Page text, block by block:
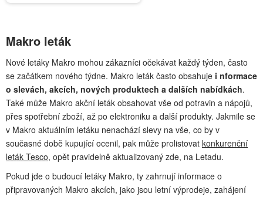
Makro leták
Nové letáky Makro mohou zákazníci očekávat každý týden, často
se začátkem nového týdne. Makro leták často obsahuje i nformace
o slevách, akcích, nových produktech a dalších nabídkách.
Také může Makro akční leták obsahovat vše od potravin a nápojů,
přes spotřební zboží, až po elektroniku a další produkty. Jakmile se
v Makro aktuálním letáku nenachází slevy na vše, co by v
současné době kupující ocenil, pak může prolistovat konkurenční
leták Tesco, opět pravidelně aktualizovaný zde, na Letadu.
Pokud jde o budoucí letáky Makro, ty zahrnují informace o
připravovaných Makro akcích, jako jsou letní výprodeje, zahájení